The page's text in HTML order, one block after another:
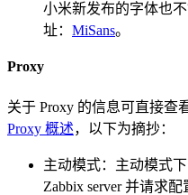
小米新发布的字体也
址： MiSans。
Proxy
关于 Proxy 的信息可直接查
Proxy 概述，以下为摘抄：
主动模式：主动模式
Zabbix server 并请求